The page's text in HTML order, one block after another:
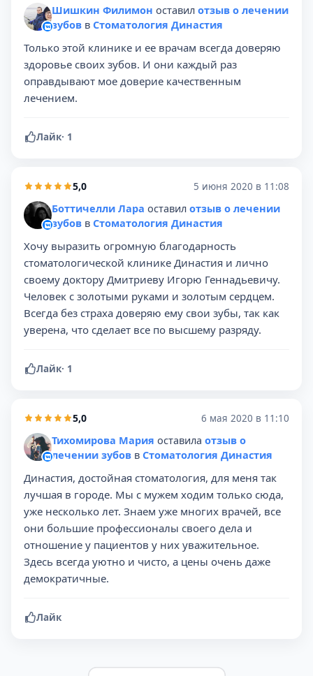
Шишкин Филимон оставил отзыв о лечении
зубов в Стоматология Династия
Только этой клинике и ее врачам всегда доверяю
здоровье своих зубов. И они каждый раз
оправдывают мое доверие качественным
лечением.
Лайк· 1
5,0 5 июня 2020 в 11:08
Боттичелли Лара оставил отзыв о лечении
зубов в Стоматология Династия
Хочу выразить огромную благодарность
стоматологической клинике Династия и лично
своему доктору Дмитриеву Игорю Геннадьевичу.
Человек с золотыми руками и золотым сердцем.
Всегда без страха доверяю ему свои зубы, так как
уверена, что сделает все по высшему разряду.
Лайк· 1
5,0 6 мая 2020 в 11:10
Тихомирова Мария оставила отзыв о
лечении зубов в Стоматология Династия
Династия, достойная стоматология, для меня так
лучшая в городе. Мы с мужем ходим только сюда,
уже несколько лет. Знаем уже многих врачей, все
они большие профессионалы своего дела и
отношение у пациентов у них уважительное.
Здесь всегда уютно и чисто, а цены очень даже
демократичные.
Лайк